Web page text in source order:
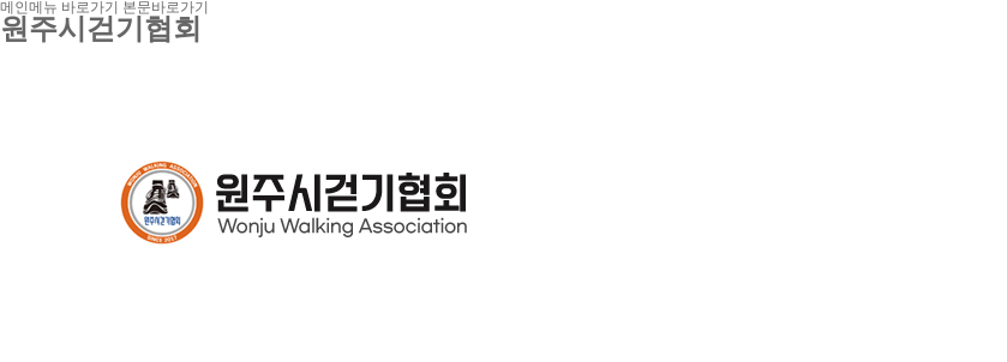
메인메뉴 바로가기 본문바로가기
원주시걷기협회